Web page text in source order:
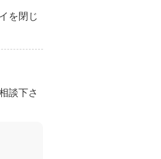
を閉じ
談下さ